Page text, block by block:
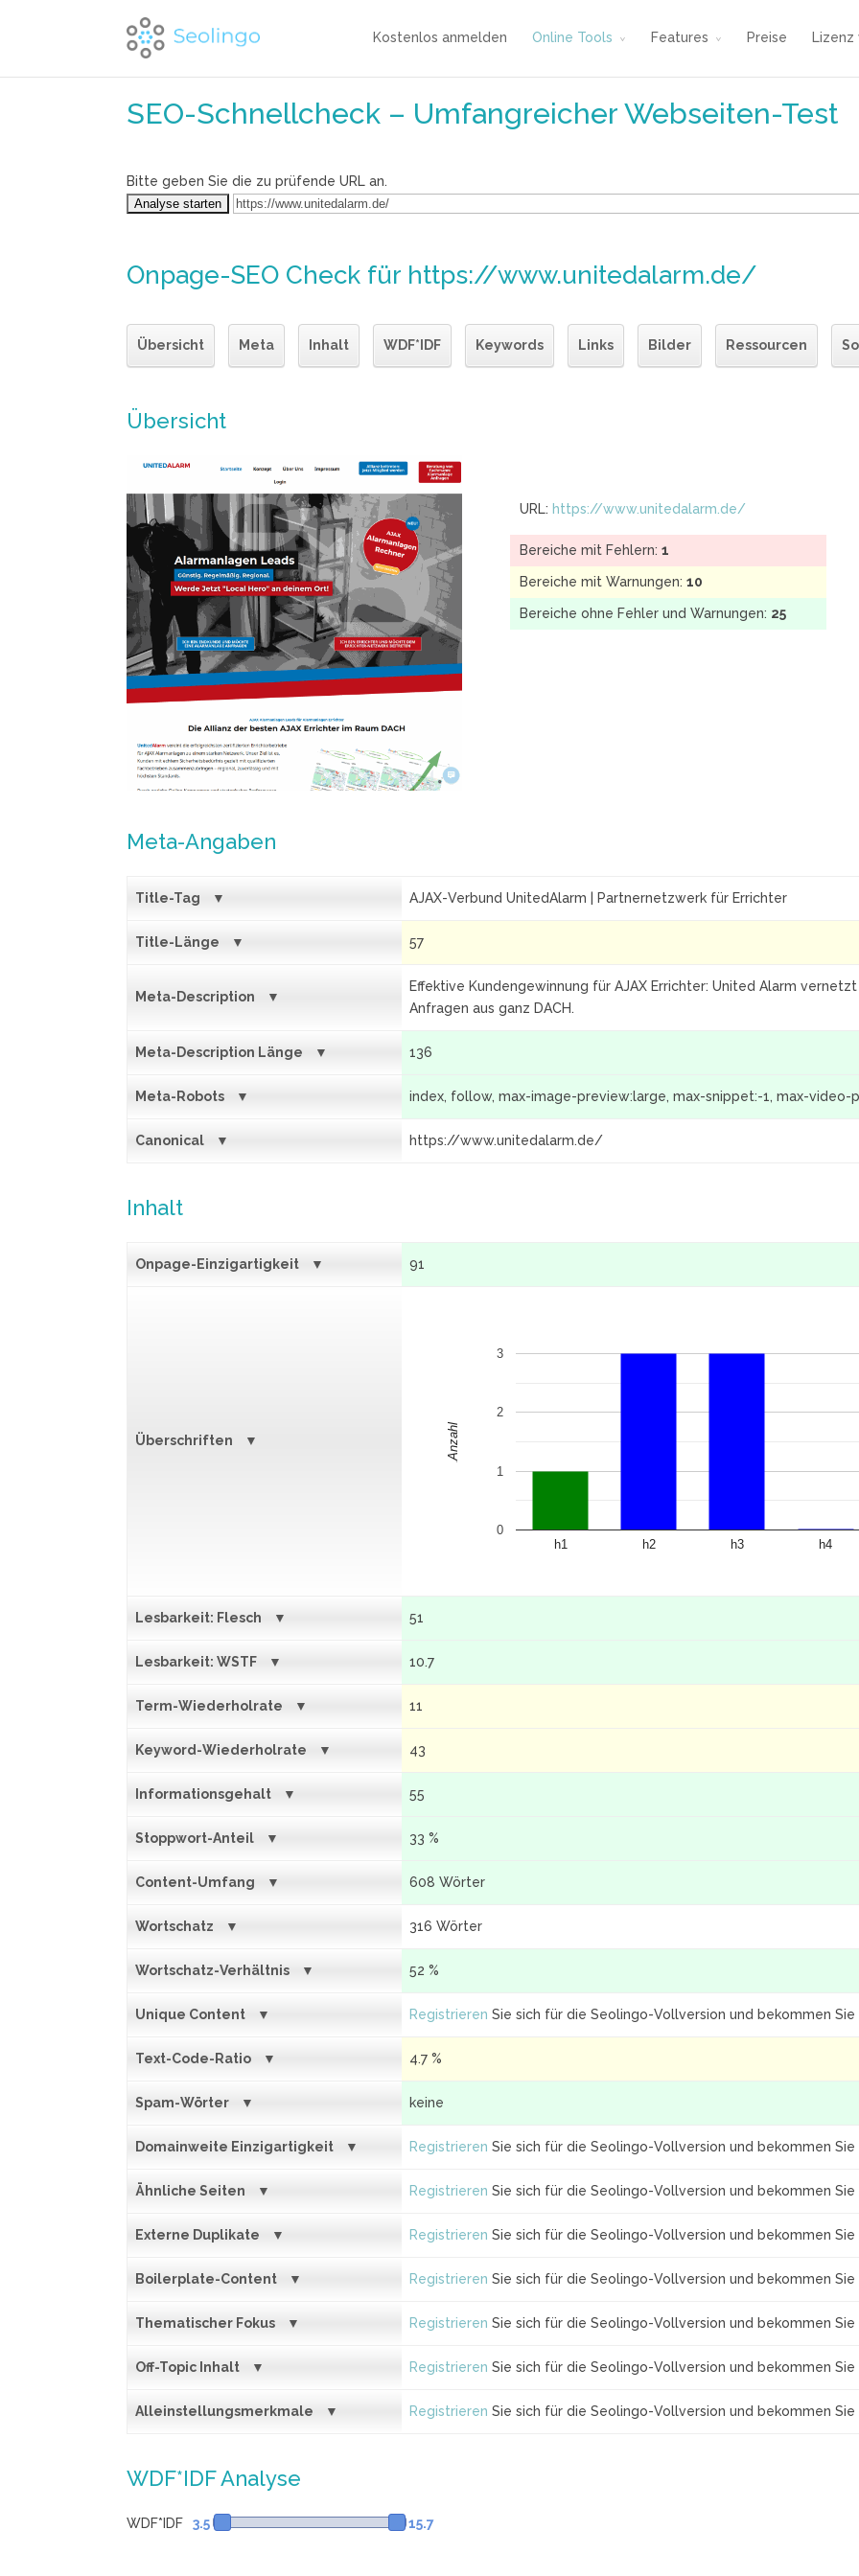
Kostenlos anmelden Online Tools Features Preise Lizenz
SEO-Schnellcheck – Umfangreicher Webseiten-Test
Bitte geben Sie die zu prüfende URL an.
Onpage-SEO Check für https://www.unitedalarm.de/
Übersicht Meta Inhalt WDF*IDF Keywords Links Bilder Ressourcen
Übersicht
URL: https://www.unitedalarm.de/
Bereiche mit Fehlern: 1
Bereiche mit Warnungen: 10
Bereiche ohne Fehler und Warnungen: 25
Meta-Angaben
Title-Tag AJAX-Verbund UnitedAlarm | Partnernetzwerk für Errichter
Title-Länge 57
Meta-Description
Effektive Kundengewinnung für AJAX Errichter: United Alarm
Anfragen aus ganz DACH.
Meta-Description Länge 136
Meta-Robots index, follow, max-image-preview:large, max-snippet:-1, max-video-
Canonical https://www.unitedalarm.de/
Inhalt
Onpage-Einzigartigkeit 91
Überschriften
h1 h2 h3 h4
0
1
2
3
Anzahl
Lesbarkeit: Flesch 51
Lesbarkeit: WSTF 10.7
Term-Wiederholrate 11
Keyword-Wiederholrate 43
Informationsgehalt 55
Stoppwort-Anteil 33 %
Content-Umfang 608 Wörter
Wortschatz 316 Wörter
Wortschatz-Verhältnis 52 %
Unique Content Registrieren Sie sich für die Seolingo-Vollversion und bekommen Sie
Text-Code-Ratio 4.7 %
Spam-Wörter keine
Domainweite Einzigartigkeit Registrieren Sie sich für die Seolingo-Vollversion und bekommen Sie
Ähnliche Seiten Registrieren Sie sich für die Seolingo-Vollversion und bekommen Sie
Externe Duplikate Registrieren Sie sich für die Seolingo-Vollversion und bekommen Sie
Boilerplate-Content Registrieren Sie sich für die Seolingo-Vollversion und bekommen Sie
Thematischer Fokus Registrieren Sie sich für die Seolingo-Vollversion und bekommen Sie
Off-Topic Inhalt Registrieren Sie sich für die Seolingo-Vollversion und bekommen Sie
Alleinstellungsmerkmale Registrieren Sie sich für die Seolingo-Vollversion und bekommen Sie
WDF*IDF Analyse
WDF*IDF 3.5 15.7